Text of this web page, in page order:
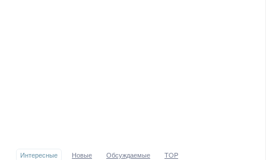
Интересные Новые Обсуждаемые TOP